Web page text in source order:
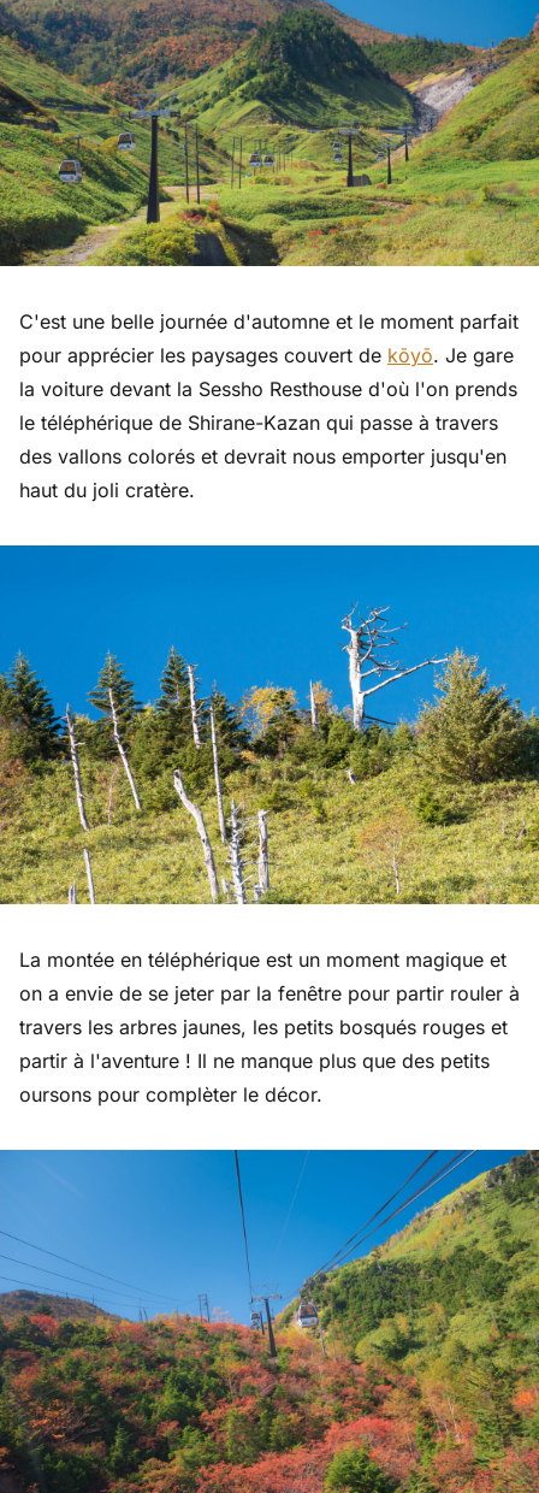
C'est une belle journée d'automne et le moment parfait
pour apprécier les paysages couvert de kōyō. Je gare
la voiture devant la Sessho Resthouse d'où l'on prends
le téléphérique de Shirane-Kazan qui passe à travers
des vallons colorés et devrait nous emporter jusqu'en
haut du joli cratère.
La montée en téléphérique est un moment magique et
on a envie de se jeter par la fenêtre pour partir rouler à
travers les arbres jaunes, les petits bosqués rouges et
partir à l'aventure ! Il ne manque plus que des petits
oursons pour complèter le décor.